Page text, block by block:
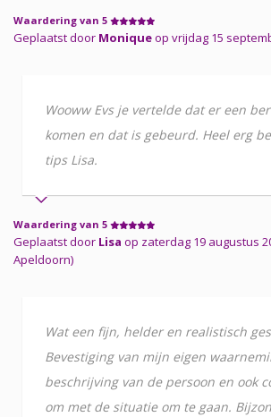
Waardering van 5
Geplaatst door Moniqueop vrijdag 15
Wooww Evs je vertelde dat er een
komen en dat is gebeurd. Heel erg
tips Lisa.
Waardering van 5
Geplaatst door Lisa op zaterdag 19 augustus
Apeldoorn)
Wat een fijn, helder en realistisch
Bevestiging van mijn eigen
beschrijving van de persoon en ook
om met de situatie om te gaan.